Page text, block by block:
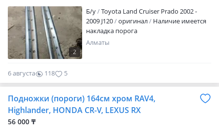
2
Б/y
Toyota Land Cruiser Prado 2002 -
2009 J120
оригинал
Наличие имеется
накладка порога
Алматы
6 августа 118 5
Подножки (пороги) 164см хром RAV4,
Highlander, HONDA CR-V, LEXUS RX
56 000 ₸